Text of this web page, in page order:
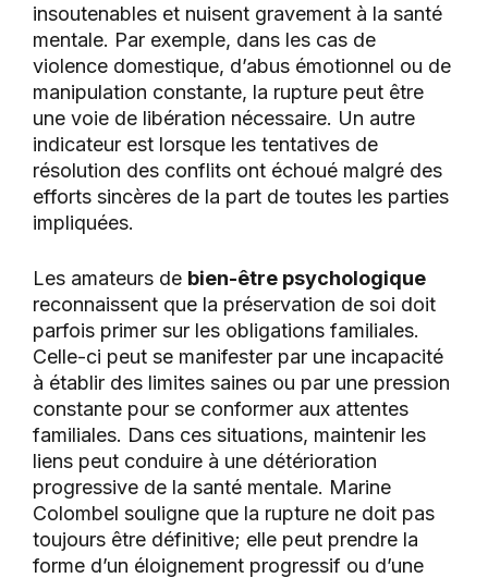
insoutenables et nuisent gravement à la santé
mentale. Par exemple, dans les cas de
violence domestique, d’abus émotionnel ou de
manipulation constante, la rupture peut être
une voie de libération nécessaire. Un autre
indicateur est lorsque les tentatives de
résolution des conflits ont échoué malgré des
efforts sincères de la part de toutes les parties
impliquées.
Les amateurs de bien-être psychologique
reconnaissent que la préservation de soi doit
parfois primer sur les obligations familiales.
Celle-ci peut se manifester par une incapacité
à établir des limites saines ou par une pression
constante pour se conformer aux attentes
familiales. Dans ces situations, maintenir les
liens peut conduire à une détérioration
progressive de la santé mentale. Marine
Colombel souligne que la rupture ne doit pas
toujours être définitive; elle peut prendre la
forme d’un éloignement progressif ou d’une